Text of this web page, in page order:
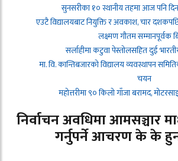
सुनसरीका १० स्थानीय तहमा आज पनि
एउटै विद्यालयबाट नियुक्ति र अवकाश, चार
लक्ष्मण गौतम सम्मानपूर्वक
सर्लाहीमा कटुवा पेस्तोलसहित दुई
मा. वि. कान्तिबजारको विद्यालय व्यवस्थापन
चयन
महोत्तरीमा ९० किलो गाँजा बरामद,
निर्वाचन अवधिमा आमसञ्चार
गर्नुपर्ने आचरण के के